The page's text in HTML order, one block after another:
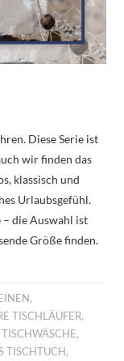
Diese Serie ist
wir finden das
klassisch und
Urlaubsgefühl.
– die Auswahl ist
Größe finden.
,
TISCHLÄUFER,
,
TISCHTUCH,